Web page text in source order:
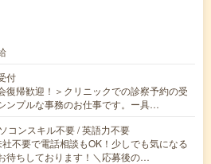
付
復帰歓迎！＞クリニックでの診察予約の受
ンプルな事務のお仕事です。ー具…
コンスキル不要 / 英語力不要
不要で電話相談もOK！少しでも気になる
待ちしております！＼応募後の…